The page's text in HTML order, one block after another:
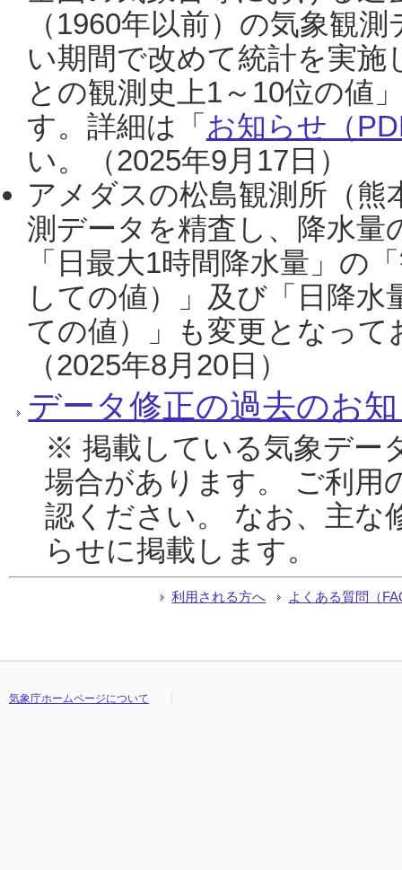
（1960年以前）の気象観
い期間で改めて統計を実
との観測史上1～10位の値
す。詳細は「 お知らせ（
い。（2025年9月17日）
アメダスの松島観測所（熊
測データを精査し、降水
「日最大1時間降水量」の
しての値）」及び「日降
ての値）」も変更となっ
（2025年8月20日）
データ修正の過去のお
※ 掲載している気象デー
場合があります。 ご利用
認ください。 なお、主な
らせに掲載します。
利用される方へ よくある質問（
気象庁ホームページについて